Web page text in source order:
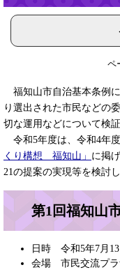
ペ
福知山市自治基本条例
り選出された市民などの
切な運用などについて検
令和5年度は、令和4年
くり構想 福知山」 に掲
21の提案の実現等を検討し
第1回福知山
日時 令和5年7月13
会場 市民交流プ